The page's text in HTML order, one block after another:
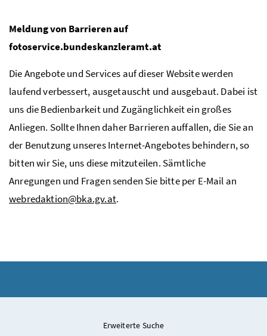
Meldung von Barrieren auf
fotoservice.bundeskanzleramt.at
Die Angebote und Services auf dieser Website werden
laufend verbessert, ausgetauscht und ausgebaut. Dabei ist
uns die Bedienbarkeit und Zugänglichkeit ein großes
Anliegen. Sollte Ihnen daher Barrieren auffallen, die Sie an
der Benutzung unseres Internet-Angebotes behindern, so
bitten wir Sie, uns diese mitzuteilen. Sämtliche
Anregungen und Fragen senden Sie bitte per E-Mail an
webredaktion@bka.gv.at.
Erweiterte Suche